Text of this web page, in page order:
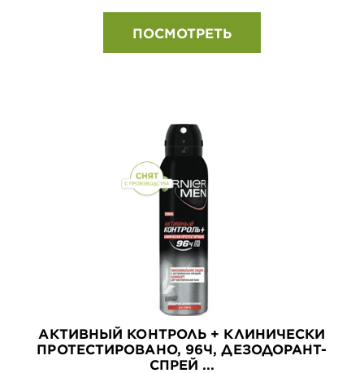
ПОСМОТРЕТЬ
АКТИВНЫЙ КОНТРОЛЬ + КЛИНИЧЕСКИ
ПРОТЕСТИРОВАНО, 96Ч, ДЕЗОДОРАНТ-
СПРЕЙ ...